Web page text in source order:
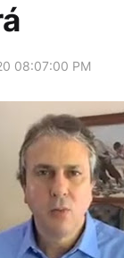
08:07:00 PM